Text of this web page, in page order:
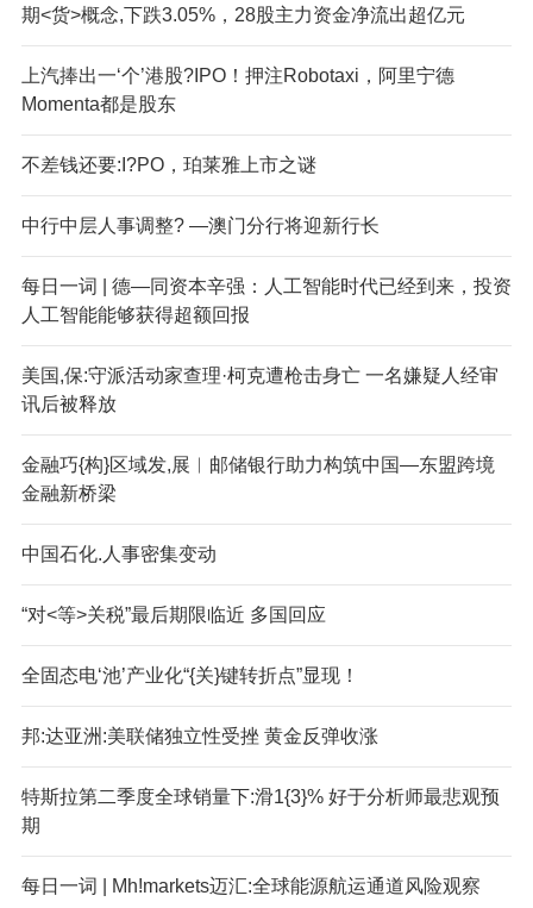
期<货>概念,下跌3.05%，28股主力资金净流出超亿元
上汽捧出一‘个’港股?IPO！押注Robotaxi，阿里宁德
Momenta都是股东
不差钱还要:I?PO，珀莱雅上市之谜
中行中层人事调整? —澳门分行将迎新行长
每日一词 | 德—同资本辛强：人工智能时代已经到来，投资
人工智能能够获得超额回报
美国,保:守派活动家查理·柯克遭枪击身亡 一名嫌疑人经审
讯后被释放
金融巧{构}区域发,展︱邮储银行助力构筑中国—东盟跨境
金融新桥梁
中国石化.人事密集变动
“对<等>关税”最后期限临近 多国回应
全固态电‘池’产业化“{关}键转折点”显现！
邦:达亚洲:美联储独立性受挫 黄金反弹收涨
特斯拉第二季度全球销量下:滑1{3}% 好于分析师最悲观预
期
每日一词 | Mh!markets迈汇:全球能源航运通道风险观察